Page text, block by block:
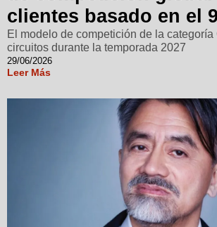
clientes basado en el
El modelo de competición de la categoría
circuitos durante la temporada 2027
29/06/2026
Leer Más